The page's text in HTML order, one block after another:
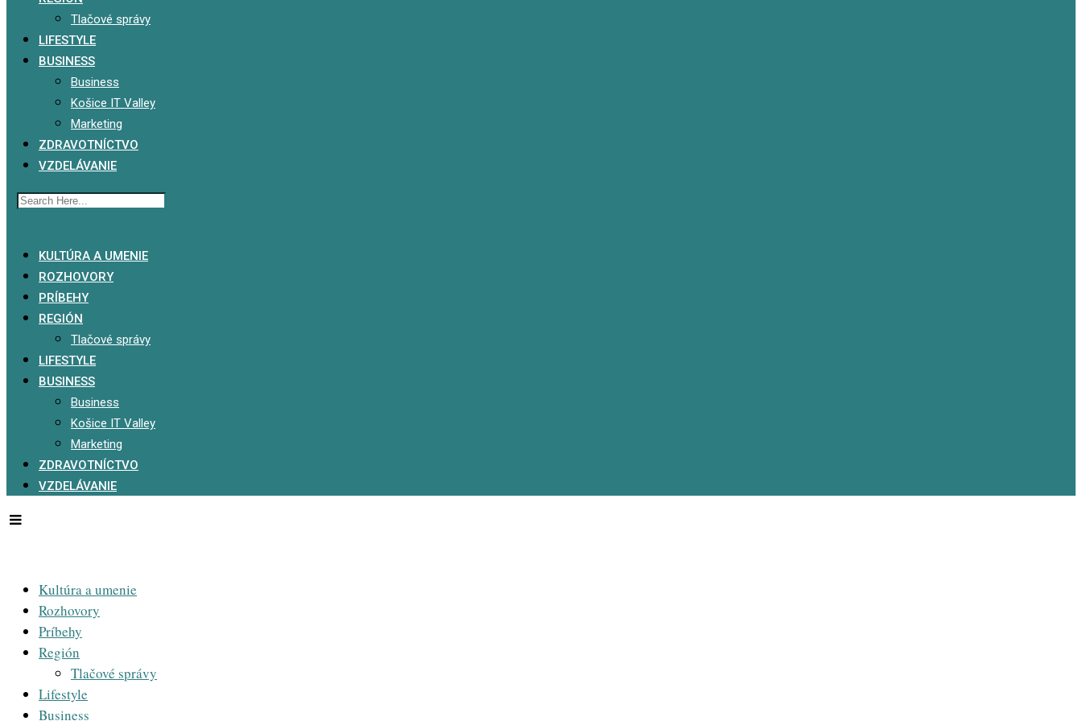
Tlačové správy
LIFESTYLE
BUSINESS
Business
Košice IT Valley
Marketing
ZDRAVOTNÍCTVO
VZDELÁVANIE
KULTÚRA A UMENIE
ROZHOVORY
PRÍBEHY
REGIÓN
Tlačové správy
LIFESTYLE
BUSINESS
Business
Košice IT Valley
Marketing
ZDRAVOTNÍCTVO
VZDELÁVANIE
Kultúra a umenie
Rozhovory
Príbehy
Región
Tlačové správy
Lifestyle
Business